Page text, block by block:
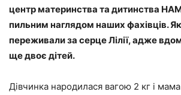
центр материнства та дитинства
пильним наглядом наших фахівців.
переживали за серце Лілії, адже
ще двоє дітей.
Дівчинка народилася вагою 2 кг і